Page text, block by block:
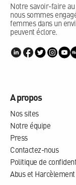
Notre savoir-faire
nous sommes
femmes dans un
peuvent éclore.
A propos
Nos sites
Notre équipe
Press
Contactez-nous
Politique de
Abus et